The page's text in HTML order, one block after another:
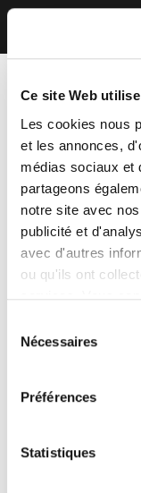
Ce site Web
Les cookies nous
et les annonces,
médias sociaux et
partageons
notre site avec
publicité et
avec d'autres
ou qu'ils ont
Nécessaires
Préférences
Statistiques